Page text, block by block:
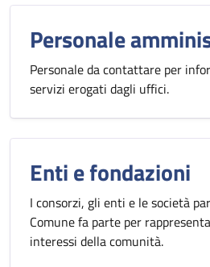
Personale
Personale da contattare per
servizi erogati dagli uffici.
Enti e fondazioni
I consorzi, gli enti e le società
Comune fa parte per
interessi della comunità.